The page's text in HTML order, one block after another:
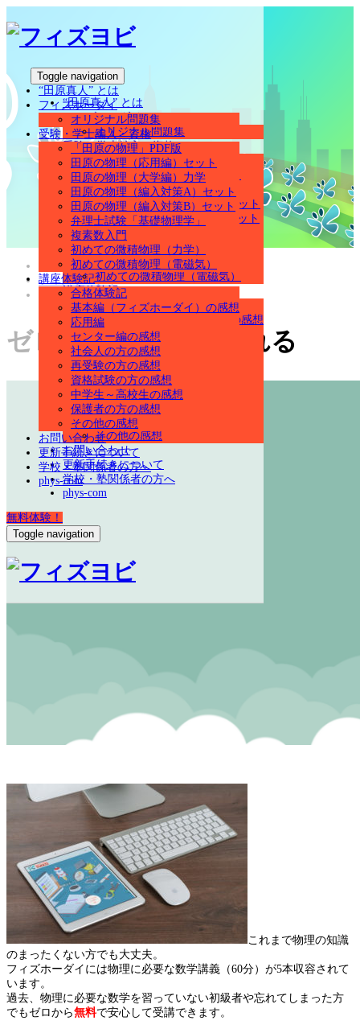
Toggle navigation
“田原真人” とは
フィズホーダイ
オリジナル問題集
受験・学士編入・資格
「田原の物理」PDF版
田原の物理（応用編）セット
田原の物理（大学編）力学
田原の物理（編入対策A）セット
田原の物理（編入対策B）セット
弁理士試験「基礎物理学」
複素数入門
初めての微積物理（力学）
初めての微積物理（電磁気）
講座体験記
合格体験記
基本編（フィズホーダイ）の感想
応用編
センター編の感想
社会人の方の感想
再受験の方の感想
資格試験の方の感想
中学生～高校生の感想
保護者の方の感想
その他の感想
お問い合わせ
更新手続きについて
学校・塾関係者の方へ
phys-com
無料体験！
Toggle navigation
“田原真人” とは
フィズホーダイ
オリジナル問題集
受験・学士編入・資格
「田原の物理」PDF版
田原の物理（応用編）セット
田原の物理（大学編）力学
田原の物理（編入対策A）セット
田原の物理（編入対策B）セット
弁理士試験「基礎物理学」
複素数入門
初めての微積物理（力学）
初めての微積物理（電磁気）
講座体験記
合格体験記
基本編（フィズホーダイ）の感想
応用編
センター編の感想
社会人の方の感想
再受験の方の感想
資格試験の方の感想
中学生～高校生の感想
保護者の方の感想
その他の感想
お問い合わせ
更新手続きについて
学校・塾関係者の方へ
phys-com
ホーム
フィズホーダイ
ゼロからでも始められる
ゼロからでも始められる
これまで物理の知識
のまったくない方でも大丈夫。
フィズホーダイには物理に必要な数学講義（60分）が5本収容されて
います。
過去、物理に必要な数学を習っていない初級者や忘れてしまった方
でもゼロから無料で安心して受講できます。